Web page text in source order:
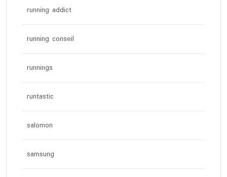
running addict
running conseil
runnings
runtastic
salomon
samsung